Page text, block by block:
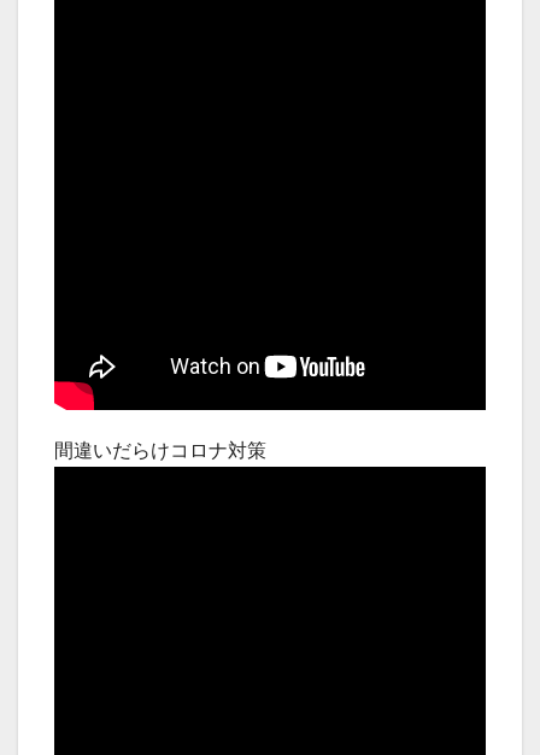
間違いだらけコロナ対策